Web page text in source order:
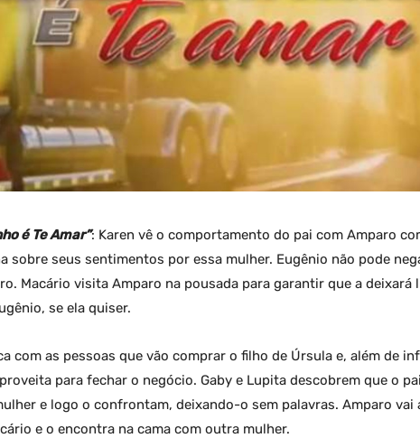
é Te Amar”: Karen vê o comportamento do pai com Amparo
sobre seus sentimentos por essa mulher. Eugênio não pode
Macário visita Amparo na pousada para garantir que a deixará
se ela quiser.
com as pessoas que vão comprar o filho de Úrsula e, além de
para fechar o negócio. Gaby e Lupita descobrem que o
e logo o confrontam, deixando-o sem palavras. Amparo vai
e o encontra na cama com outra mulher.